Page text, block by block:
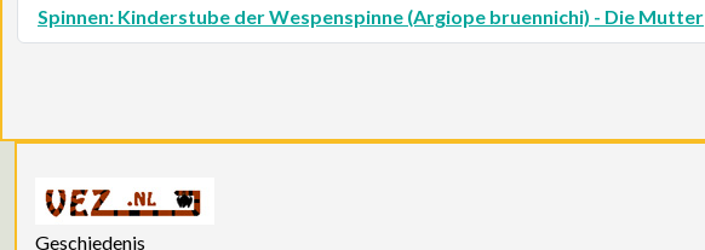
Spinnen: Kinderstube der Wespenspinne (Argiope bruennichi) - Die Mutter
Geschiedenis